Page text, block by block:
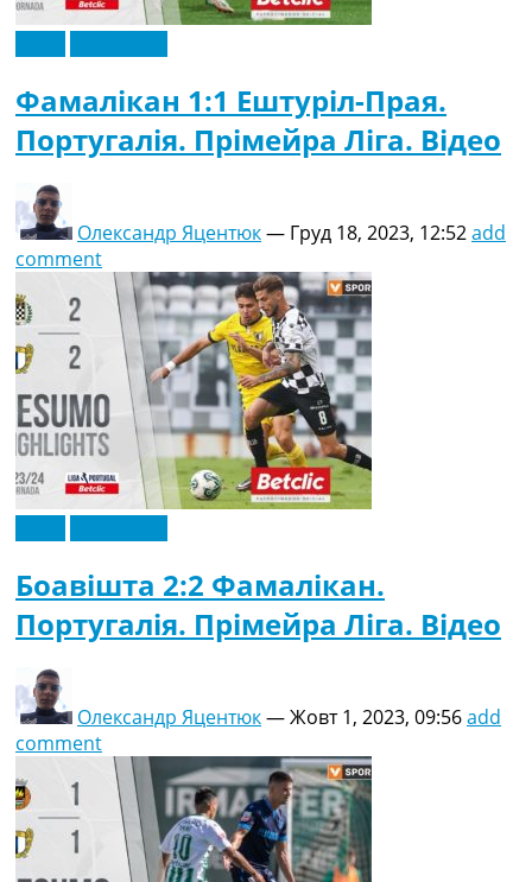
Фамалікан 1:1 Ештуріл-Прая.
Португалія. Прімейра Ліга. Відео
Олександр Яцентюк— Груд 18, 2023, 12:52add
comment
Боавішта 2:2 Фамалікан.
Португалія. Прімейра Ліга. Відео
Олександр Яцентюк—Жовт 1, 2023, 09:56add
comment